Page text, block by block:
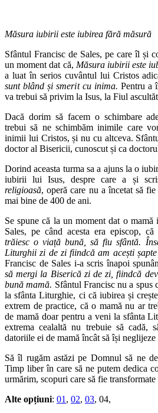
Măsura iubirii este iubirea fără măsură
Sfântul Francisc de Sales, pe care îl și
un moment dat că, Măsura iubirii este
a luat în serios cuvântul lui Cristos
sunt blând și smerit cu inima. Pentru a
va trebui să privim la Isus, la Fiul
Dacă dorim să facem o schimbare
trebui să ne schimbăm inimile care
inimii lui Cristos, și nu cu altceva.
doctor al Bisericii, cunoscut și ca
Dorind aceasta turma sa a ajuns la o
iubirii lui Isus, despre care a și
religioasă, operă care nu a încetat să
mai bine de 400 de ani.
Se spune că la un moment dat o mamă
Sales, pe când acesta era episcop, că
trăiesc o viață bună, să fiu sfântă.
Liturghii zi de zi fiindcă am acești
Francisc de Sales i-a scris înapoi
să mergi la Biserică zi de zi, fiindcă
bună mamă. Sfântul Francisc nu a spus
la sfânta Liturghie, ci că iubirea și
extrem de practice, că o mamă nu ar
de mamă doar pentru a veni la sfânta
extrema cealaltă nu trebuie să cadă,
datoriile ei de mamă încât să își
Să îl rugăm astăzi pe Domnul să ne
Timp liber în care să ne putem dedica
urmărim, scopuri care să fie
Alte opțiuni: 01 , 02, 03, 04,